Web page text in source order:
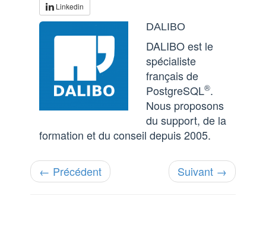
Linkedin
DALIBO
DALIBO est le
spécialiste
français de
PostgreSQL®.
Nous proposons
du support, de la
formation et du conseil depuis 2005.
← Précédent Suivant →